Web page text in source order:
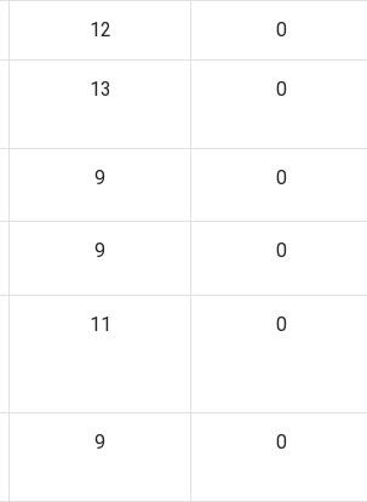
12 0
13 0
9 0
9 0
11 0
9 0